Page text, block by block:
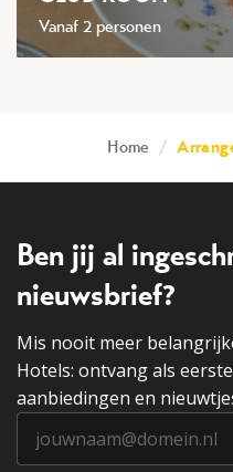
Vanaf 2 personen
Home /
Ben jij al
nieuwsbrief?
Mis nooit meer
Hotels: ontvang als
aanbiedingen en